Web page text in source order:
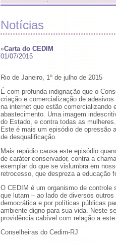
Notícias
»Carta do CEDIM
01/07/2015
Rio de Janeiro, 1º de julho de 2015
É com profunda indignação que o
criação e comercialização de
na internet que estão
abastecimento. Uma imagem
do Estado, e contra todas as mulheres.
Este é mais um episódio de opressão
de desqualificação.
Mais repúdio causa este episódio
de caráter conservador, contra a
exemplar do que se vislumbra em
retrocesso, que despreza a educação
O CEDIM é um organismo de controle
que lutam – ao lado de diversos
democrática e por políticas públicas
ambiente digno para sua vida. Neste
providência cabível com relação a
Conselheiras do Cedim-RJ